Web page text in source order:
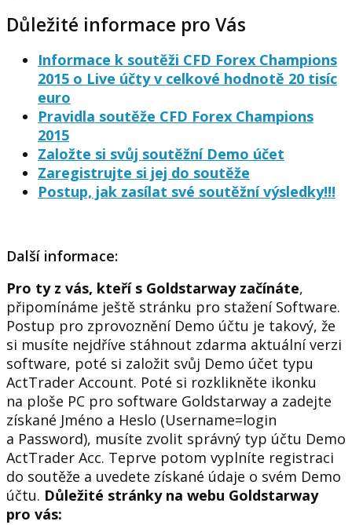
Důležité informace pro Vás
Informace k soutěži CFD Forex Champions
2015 o Live účty v celkové hodnotě 20 tisíc
euro
Pravidla soutěže CFD Forex Champions
2015
Založte si svůj soutěžní Demo účet
Zaregistrujte si jej do soutěže
Postup, jak zasílat své soutěžní výsledky!!!
Další informace:
Pro ty z vás, kteří s Goldstarway začínáte,
připomínáme ještě stránku pro stažení Software.
Postup pro zprovoznění Demo účtu je takový, že
si musíte nejdříve stáhnout zdarma aktuální verzi
software, poté si založit svůj Demo účet typu
ActTrader Account. Poté si rozklikněte ikonku
na ploše PC pro software Goldstarway a zadejte
získané Jméno a Heslo (Username=login
a Password), musíte zvolit správný typ účtu Demo
ActTrader Acc. Teprve potom vyplníte registraci
do soutěže a uvedete získané údaje o svém Demo
účtu. Důležité stránky na webu Goldstarway
pro vás: